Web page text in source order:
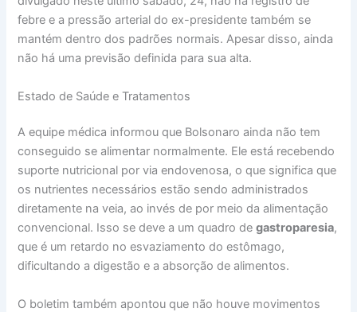
febre e a pressão arterial do ex-presidente também se
mantém dentro dos padrões normais. Apesar disso, ainda
não há uma previsão definida para sua alta.
Estado de Saúde e Tratamentos
A equipe médica informou que Bolsonaro ainda não tem
conseguido se alimentar normalmente. Ele está recebendo
suporte nutricional por via endovenosa, o que significa que
os nutrientes necessários estão sendo administrados
diretamente na veia, ao invés de por meio da alimentação
convencional. Isso se deve a um quadro degastroparesia,
que é um retardo no esvaziamento do estômago,
dificultando a digestão e a absorção de alimentos.
O boletim também apontou que não houve movimentos